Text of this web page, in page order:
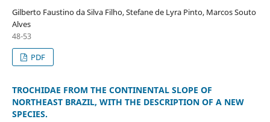
Gilberto Faustino da Silva Filho, Stefane de Lyra Pinto, Marcos Souto
Alves
48-53
PDF
TROCHIDAE FROM THE CONTINENTAL SLOPE OF
NORTHEAST BRAZIL, WITH THE DESCRIPTION OF A NEW
SPECIES.